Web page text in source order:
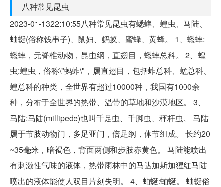
八种常见昆虫
2023-01-1322:10:55八种常见昆虫有蟋蟀、蝗虫、马陆、
蚰蜒(俗称钱串子)、鼠妇、蚂蚁、蜜蜂、黄蜂。 1、蟋蟀:
蟋蟀，无脊椎动物，昆虫纲，直翅目，蟋蟀总科。 2、蝗
虫:蝗虫，俗称\"蚂蚱\"，属直翅目，包括蚱总科、蜢总科、
蝗总科的种类，全世界有超过10000种，我国有1000余
种，分布于全世界的热带、温带的草地和沙漠地区。 3、
马陆:马陆(millipede)也叫千足虫、千脚虫、秤杆虫。 马陆
属于节肢动物门，多足亚门，倍足纲，体节组成。 长约20
~35毫米，暗褐色，背面两侧和步肢赤黄色。 马陆能喷出
有刺激性气味的液体，热带雨林中的马达加斯加猩红马陆
喷出的液体能使人双目片刻失明。 4、蚰蜒:蚰蜒。 蚰蜒俗